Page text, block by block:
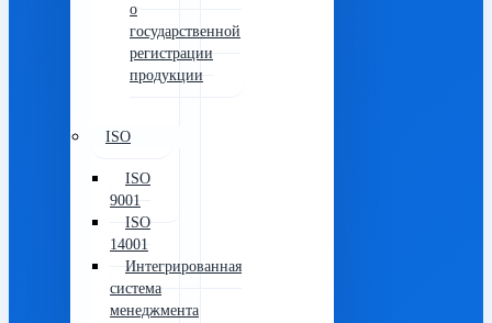
о
государственной
регистрации
продукции
ISO
ISO
9001
ISO
14001
Интегрированная
система
менеджмента